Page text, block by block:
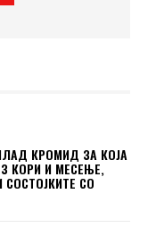
КРОМИД ЗА КОЈА
КОРИ И МЕСЕЊЕ,
СО